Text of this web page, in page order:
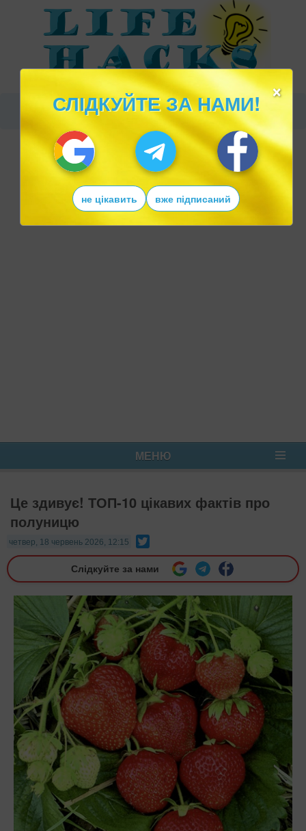
МЕНЮ
Це здивує! ТОП-10 цікавих фактів про
полуницю
четвер, 18 червень 2026, 12:15
Слідкуйте за нами
×
СЛІДКУЙТЕ ЗА НАМИ!
не цікавить вже підписаний